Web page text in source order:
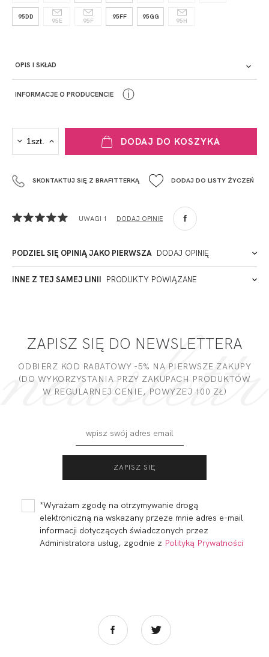
95DD
95E 95F
95FF 95GG
95H
OPIS I SKŁAD
INFORMACJE O PRODUCENCIE
Fashiontex Group Sp.z o.o. Spółka komandytowa
+48 42 719 43 15
90-057
Polska
ADRES PUNKTU KONTAKTOWEGO
ⓘ
DODAJ DO KOSZYKA
SKONTAKTUJ SIĘ Z BRAFITTERKĄ DODAJ DO LISTY ŻYCZEŃ
UWAGI 1 DODAJ OPINIĘ
PODZIEL SIĘ OPINIĄ JAKO PIERWSZA DODAJ OPINIĘ
Mam i ja przepiękny na żywo chyba bardziej niż zdǰęcie
oddaje
Miałeś już kontakt z naszym produktem? Zostaw opinię
- to dla Ciebie staramy się być najlepsi, a Twoje zdanie bardzo
DODAJ OPINIĘ
INNE Z TEJ SAMEJ LINII PRODUKTY POWIĄZANE
229,99 115,00 zł 219,99 110,00 zł
ZAPISZ SIĘ DO NEWSLETTERA
ODBIERZ KOD RABATOWY -5% NA PIERWSZE ZAKUPY
(DO WYKORZYSTANIA PRZY ZAKUPACH PRODUKTÓW
W REGULARNEJ CENIE, POWYZEJ 100 ZŁ)
*Wyrażam zgodę na otrzymywanie drogą
elektroniczną na wskazany przeze mnie adres e-mail
informacji dotyczących świadczonych przez
Administratora usług, zgodnie z Polityką Prywatności